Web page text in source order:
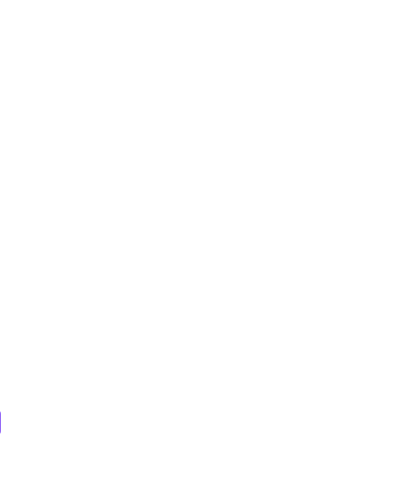
a new tab)